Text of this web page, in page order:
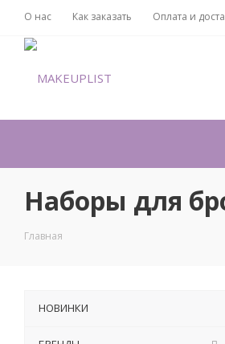
О нас Как заказать Оплата и
Наборы для
Главная
НОВИНКИ